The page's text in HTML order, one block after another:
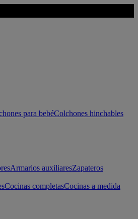
para bebéColchones hinchables
Armarios auxiliaresZapateros
Cocinas completasCocinas a medida